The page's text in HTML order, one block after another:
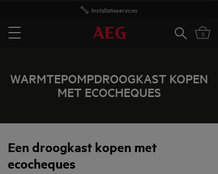
Installatieservices
Menu
Zoeken0
WARMTEPOMPDROOGKAST KOPEN
MET ECOCHEQUES
Een droogkast kopen met
ecocheques